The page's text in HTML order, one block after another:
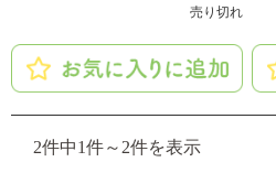
売り切れ
2件中1件～2件を表示